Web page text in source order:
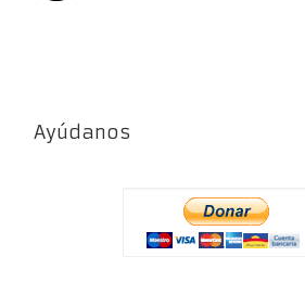
Ayúdanos